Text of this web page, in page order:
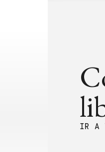
IR A